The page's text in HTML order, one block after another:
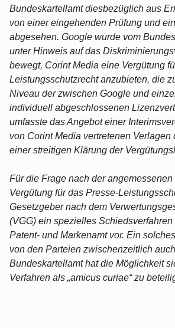
Bundeskartellamt diesbezüglich aus
von einer eingehenden Prüfung und
abgesehen. Google wurde vom
unter Hinweis auf das
bewegt, Corint Media eine Vergütung
Leistungsschutzrecht anzubieten, die
Niveau der zwischen Google und
individuell abgeschlossenen
umfasste das Angebot einer
von Corint Media vertretenen Verlagen
einer streitigen Klärung der
Für die Frage nach der
Vergütung für das Presse-
Gesetzgeber nach dem
(VGG) ein spezielles
Patent- und Markenamt vor. Ein
von den Parteien zwischenzeitlich
Bundeskartellamt hat die Möglichkeit
Verfahren als „amicus curiae“ zu